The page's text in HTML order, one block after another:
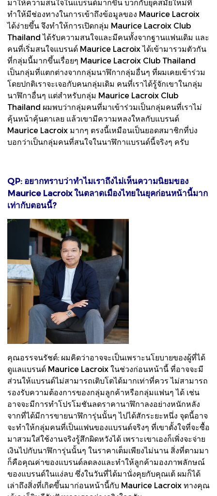
มาให้ความสนใจในแบรนด์มากขึ้น บวกกับยุคสมัยใหม่ที่
ทำให้มีช่องทางในการเข้าถึงข้อมูลของ Maurice Lacroix
ได้ง่ายขึ้น จึงทำให้การเปิดกลุ่ม Maurice Lacroix Club
Thailand ได้รับความสนใจและมีคนทั้งจากฐานแฟนเดิม และ
คนที่เริ่มสนใจแบรนด์ Maurice Lacroix ได้เข้ามารวมตัวกัน
ที่กลุ่มนี้มากขึ้นเรื่อยๆ Maurice Lacroix Club Thailand
เป็นกลุ่มที่แตกต่างจากกลุ่มนาฬิกากลุ่มอื่นๆ ที่ผมเคยเข้าร่วม
โดยปกติเราจะเจอกับคนกลุ่มเดิม คนที่เราได้รู้จักเขาในกลุ่ม
นาฬิกาอื่นๆ แต่สำหรับกลุ่ม Maurice Lacroix Club
Thailand ผมพบว่ากลุ่มคนที่มาเข้าร่วมเป็นกลุ่มคนที่เราไม่
คุ้นหน้าคุ้นตาเลย แล้วเขามีความหลงใหลกับแบรนด์
Maurice Lacroix มากๆ ตรงนี้เหมือนเป็นยอดสมาชิกที่บ่ง
บอกว่าเป็นกลุ่มคนที่สนใจในนาฬิกาแบรนด์นี้จริงๆ ครับ
QP: อยากทราบว่าทำไมเราถึงไม่เห็นความนิยมของ
Maurice Lacroix ในตลาดเมืองไทยในยุคก่อนหน้านี้มาก
เท่ากับตอนนี้?
คุณอรรจนรัชต์: ผมคิดว่าอาจจะเป็นเพราะนโยบายของผู้ที่ได้
ดูแลแบรนด์ Maurice Lacroix ในช่วงก่อนหน้านี้ ที่อาจจะมี
ส่วนให้แบรนด์ไม่สามารถเติบโตได้มากเท่าที่ควร ไม่สามารถ
รองรับความต้องการของกลุ่มลูกค้าหรือกลุ่มแฟนๆ ได้ เช่น
อาจจะมีการทำโปรโมชันลดราคานาฬิกาลงอย่างหนักหลัง
จากที่ได้มีการขายนาฬิการุ่นนั้นๆ ไปได้สักระยะหนึ่ง จุดนี้อาจ
จะทำให้กลุ่มคนที่เป็นแฟนของแบรนด์จริงๆ ที่เขาตั้งใจที่จะซื้อ
มาสวมใส่ใช้งานจริงรู้สึกผิดหวังได้ เพราะเขาเองก็เพิ่งจะจ่าย
เงินไปกับนาฬิการุ่นนั้นๆ ในราคาเต็มเพียงไม่นาน สิ่งที่ตามมา
ก็คือคุณค่าของแบรนด์ลดลงและทำให้ลูกค้ามองภาพลักษณ์
ของแบรนด์ในแง่ลบ ซึ่งในวันที่ได้มานั่งคุยกับคุณเต้ ผมก็ได้
เล่าถึงสิ่งที่เกิดขึ้นมาก่อนหน้านี้กับ Maurice Lacroix ทางคุณ